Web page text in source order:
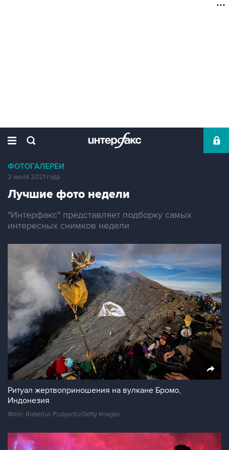
ФОТОГАЛЕРЕИ
2 июля 2021 года
Лучшие фото недели
"Интерфакс" представляет подборку самых
интересных снимков недели
Ритуал жертвоприношения на вулкане Бромо,
Индонезия
Фото: Robertus Pudyanto/Getty Images